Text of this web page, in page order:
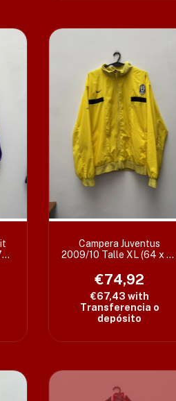
Campera Juventus
2009/10 Talle XL (64 x 72
€74,92
€67,43 with
Transferencia o
depósito